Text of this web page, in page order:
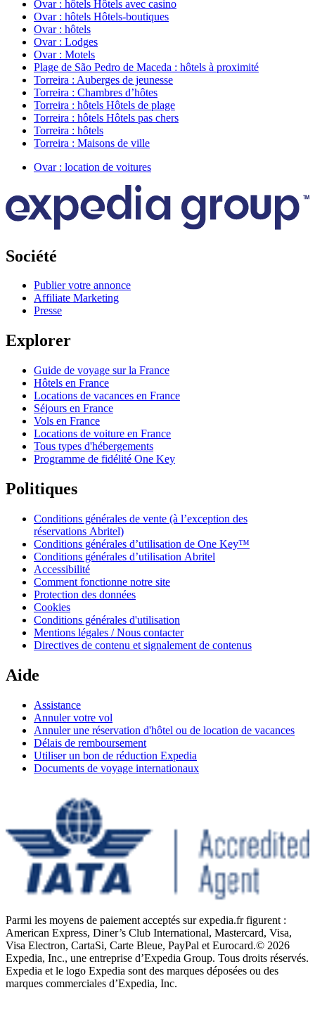
Ovar : hôtels Hôtels avec casino
Ovar : hôtels Hôtels-boutiques
Ovar : hôtels
Ovar : Lodges
Ovar : Motels
Plage de São Pedro de Maceda : hôtels à proximité
Torreira : Auberges de jeunesse
Torreira : Chambres d’hôtes
Torreira : hôtels Hôtels de plage
Torreira : hôtels Hôtels pas chers
Torreira : hôtels
Torreira : Maisons de ville
Ovar : location de voitures
Société
Publier votre annonce
Affiliate Marketing
Presse
Explorer
Guide de voyage sur la France
Hôtels en France
Locations de vacances en France
Séjours en France
Vols en France
Locations de voiture en France
Tous types d'hébergements
Programme de fidélité One Key
Politiques
Conditions générales de vente (à l’exception des
réservations Abritel)
Conditions générales d’utilisation de One Key™
Conditions générales d’utilisation Abritel
Accessibilité
Comment fonctionne notre site
Protection des données
Cookies
Conditions générales d'utilisation
Mentions légales / Nous contacter
Directives de contenu et signalement de contenus
Aide
Assistance
Annuler votre vol
Annuler une réservation d'hôtel ou de location de vacances
Délais de remboursement
Utiliser un bon de réduction Expedia
Documents de voyage internationaux
Parmi les moyens de paiement acceptés sur expedia.fr figurent :
American Express, Diner’s Club International, Mastercard, Visa,
Visa Electron, CartaSi, Carte Bleue, PayPal et Eurocard.© 2026
Expedia, Inc., une entreprise d’Expedia Group. Tous droits réservés.
Expedia et le logo Expedia sont des marques déposées ou des
marques commerciales d’Expedia, Inc.